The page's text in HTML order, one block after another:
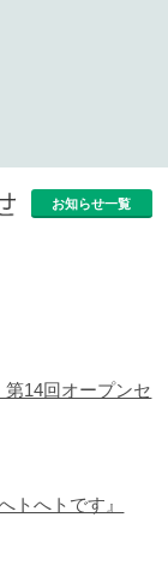
お知らせ一覧
14回オープンセ
トへトです』